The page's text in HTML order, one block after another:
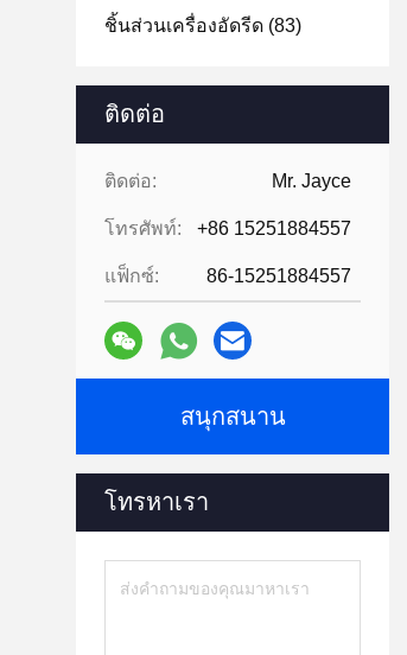
ชิ้นส่วนเครื่องอัดรีด (83)
ติดต่อ
ติดต่อ: Mr. Jayce
โทรศัพท์: +86 15251884557
แฟ็กซ์: 86-15251884557
สนุกสนาน
โทรหาเรา